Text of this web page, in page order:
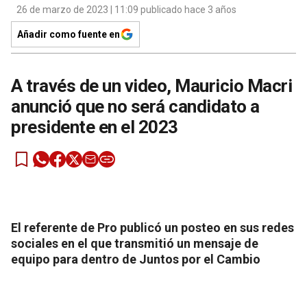
26 de marzo de 2023 | 11:09 publicado hace 3 años
Añadir como fuente en
A través de un video, Mauricio Macri
anunció que no será candidato a
presidente en el 2023
El referente de Pro publicó un posteo en sus redes
sociales en el que transmitió un mensaje de
equipo para dentro de Juntos por el Cambio